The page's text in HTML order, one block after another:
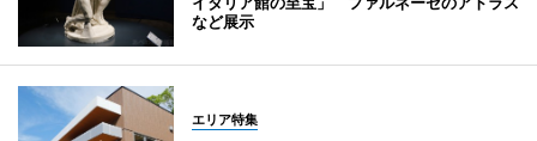
など展示
エリア特集